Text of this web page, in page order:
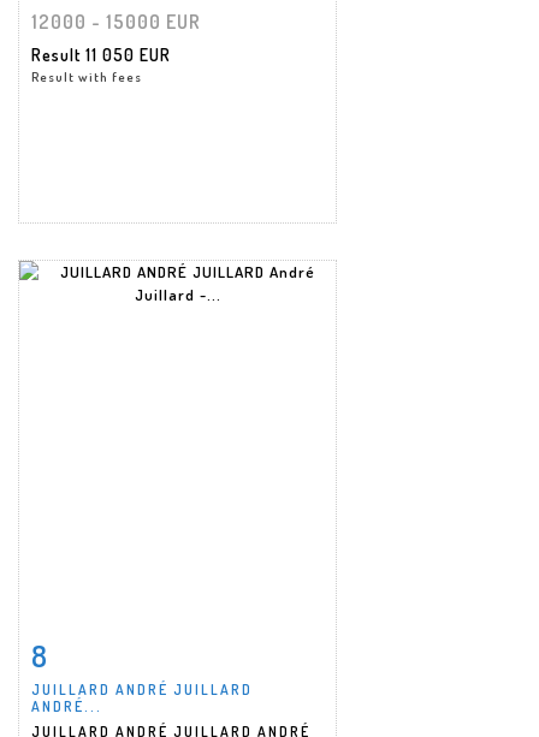
12000 - 15000 EUR
Result 11 050 EUR
Result with fees
8
JUILLARD ANDRÉ JUILLARD
ANDRÉ...
JUILLARD ANDRÉ JUILLARD ANDRÉ